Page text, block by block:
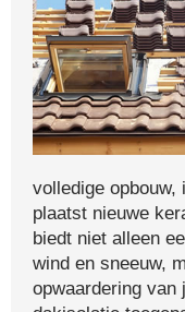
volledige opbouw,
plaatst nieuwe
biedt niet alleen
wind en sneeuw,
opwaardering van